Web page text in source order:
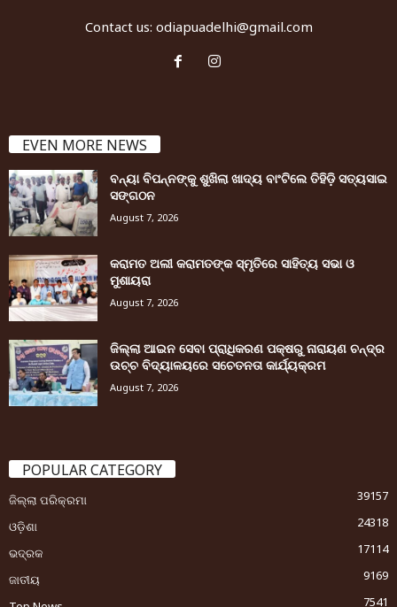
Contact us: odiapuadelhi@gmail.com
EVEN MORE NEWS
ବନ୍ୟା ବିପନ୍ନଙ୍କୁ ଶୁଖିଲା ଖାଦ୍ୟ ବାଂଟିଲେ ତିହିଡି଼ ସତ୍ୟସାଇ
ସଙ୍ଗଠନ
August 7, 2026
କରାମତ ଅଲୀ କରାମତଙ୍କ ସ୍ମୃତିରେ ସାହିତ୍ୟ ସଭା ଓ
ମୁଶାୟରା
August 7, 2026
ଜିଲ୍ଲା ଆଇନ ସେବା ପ୍ରାଧିକରଣ ପକ୍ଷରୁ ନାରାୟଣ ଚନ୍ଦ୍ର
ଉଚ୍ଚ ବିଦ୍ୟାଳୟରେ ସଚେତନତା କାର୍ଯ୍ୟକ୍ରମ
August 7, 2026
POPULAR CATEGORY
ଜିଲ୍ଲା ପରିକ୍ରମା
39157
ଓଡ଼ିଶା
24318
ଭଦ୍ରକ
17114
ଜାତୀୟ
9169
7541